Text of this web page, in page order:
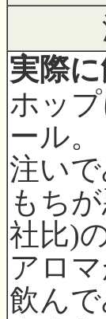
実際
ホッ
ール。
注い
もち
社比)
アロ
飲ん